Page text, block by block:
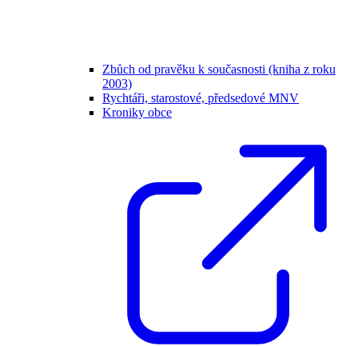
Zbůch od pravěku k současnosti (kniha z roku
2003)
Rychtáři, starostové, předsedové MNV
Kroniky obce